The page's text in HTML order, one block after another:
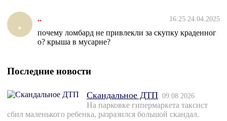
. .. 16:25 24.04.2025
почему ломбард не привлекли за скупку краденног
о? крыша в мусарне?
Последние новости
Скандальное ДТП 09.08.2026
На парковке гипермаркета таксист
сбил маленького ребенка, разразился большой скандал.